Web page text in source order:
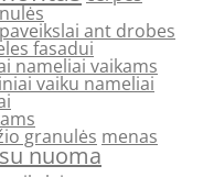
ant drobes
fasadui
nameliai vaikams
vaiku nameliai
granulės menas
nuoma